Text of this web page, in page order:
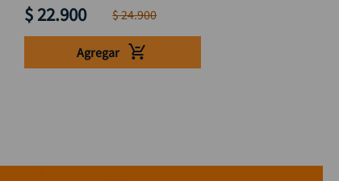
$ 22.900 $24.900
Agregar